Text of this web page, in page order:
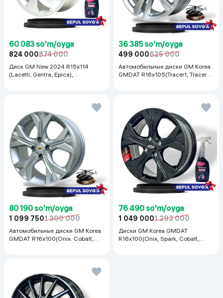
60 083 so'm/oyga
824 000874 000
Диск GM New 2024 R15x114
(Lacetti, Gentra, Epica),
36 385 so'm/oyga
499 000625 000
Автомобильные диски GM Korea
GMDAT R16x105(Tracer1, Tracer2)
80 190 so'm/oyga
1 099 7501 300 000
Автомобильные диски GM Korea
GMDAT R16x100(Onix. Cobalt,
76 490 so'm/oyga
1 049 0001 293 000
Диски GM Korea GMDAT
R16x100(Onix, Spark, Cobalt,